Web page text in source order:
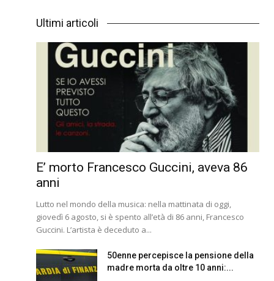
Ultimi articoli
E’ morto Francesco Guccini, aveva 86
anni
Lutto nel mondo della musica: nella mattinata di oggi,
giovedì 6 agosto, si è spento all’età di 86 anni, Francesco
Guccini. L’artista è deceduto a...
50enne percepisce la pensione della
madre morta da oltre 10 anni:...